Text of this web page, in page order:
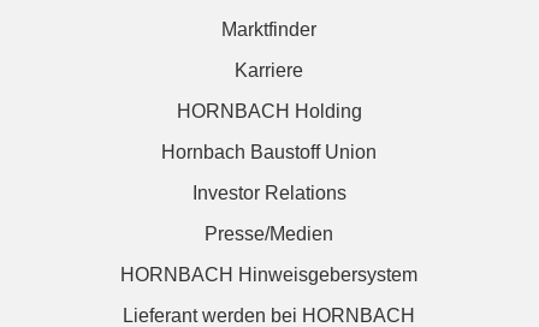
Marktfinder
Karriere
HORNBACH Holding
Hornbach Baustoff Union
Investor Relations
Presse/Medien
HORNBACH Hinweisgebersystem
Lieferant werden bei HORNBACH